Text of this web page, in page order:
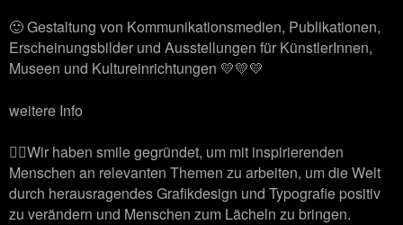
🙂 Gestaltung von Kommunikationsmedien, Publikationen,
Erscheinungsbilder und Ausstellungen für KünstlerInnen,
Museen und Kultureinrichtungen 💛💛💛
weitere Info
🙋‍♂️Wir haben smile gegründet, um mit inspirierenden
Menschen an relevanten Themen zu arbeiten, um die Welt
durch herausragendes Grafikdesign und Typografie positiv
zu verändern und Menschen zum Lächeln zu bringen.